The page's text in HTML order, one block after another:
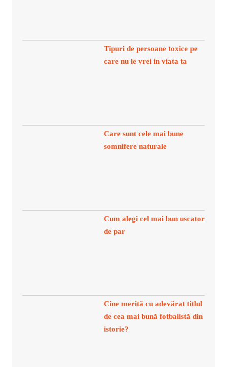
Tipuri de persoane toxice pe
care nu le vrei in viata ta
Care sunt cele mai bune
somnifere naturale
Cum alegi cel mai bun uscator
de par
Cine merită cu adevărat titlul
de cea mai bună fotbalistă din
istorie?